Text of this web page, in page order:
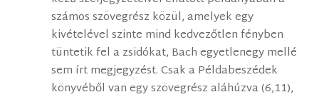
számos szövegrész közül, amelyek egy
kivételével szinte mind kedvezőtlen fényben
tüntetik fel a zsidókat, Bach egyetlenegy mellé
sem írt megjegyzést. Csak a Példabeszédek
könyvéből van egy szövegrész aláhúzva (6,11),